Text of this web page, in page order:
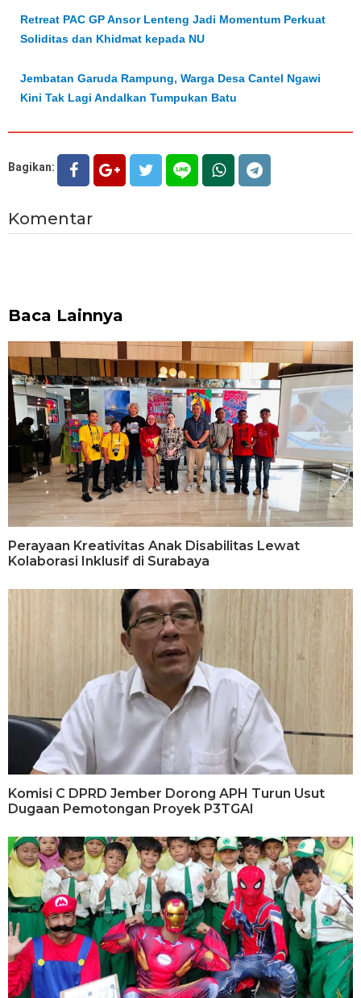
Retreat PAC GP Ansor Lenteng Jadi Momentum Perkuat
Soliditas dan Khidmat kepada NU
Jembatan Garuda Rampung, Warga Desa Cantel Ngawi
Kini Tak Lagi Andalkan Tumpukan Batu
Bagikan:
Komentar
Baca Lainnya
Perayaan Kreativitas Anak Disabilitas Lewat
Kolaborasi Inklusif di Surabaya
Komisi C DPRD Jember Dorong APH Turun Usut
Dugaan Pemotongan Proyek P3TGAI